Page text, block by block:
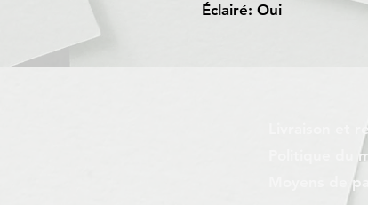
Éclairé: Oui
Livraison et
Politique du
Moyens de